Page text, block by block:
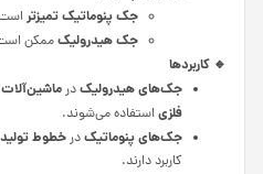
جک پنوماتیکتمیزتر
جک هیدرولیکممکن
🔹 کاربردها
جک‌های هیدرولیکدر
فلزیاستفاده می‌شوند.
جک‌های پنوماتیکدرخطوط
کاربرد دارند.